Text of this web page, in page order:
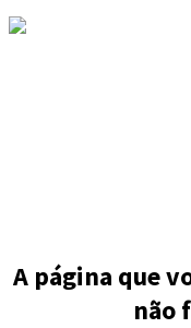
A página que
não